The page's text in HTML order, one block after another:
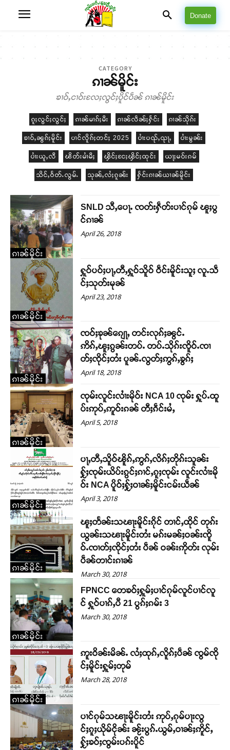
Donate
CATEGORY
ၵၢၼ်မိူင်း
ၶၢဝ်ႇငၢဝ်းလႄႈလွင်ႈပိူင်ပဵၼ် ၵၢၼ်မိူင်း
ၵူႈလွင်ႈလွင်ႈ ၵၢၼ်မၢၵ်ႈမီး ၵၢၼ်လဵၼ်ႈႁႅင်း ၵၢၼ်သိုၵ်း
ၶၢဝ်ႇၼွၵ်ႈမိူင်း ပၢင်လိူၵ်ႈတင်ႈ 2025 ပၢႆးပၺ်ႇၺႃႇ ပၢႆးမွၼ်း
ပၢႆးယူႇလီ ၽိတ်းမၢႆမီႈ ၾိင်ႈငႄႈၾိင်ႈထုင်း ယႃႈမဝ်းၵမ်
သိင်ႇဝႅတ်ႉလွမ်ႉ သုၼ်ႇလႆႈၵူၼ်း ႁႅင်းၵၢၼ်ယၢၼ်မိူင်း
ၵၢၼ်မိူင်း
SNLD သီႇပေႃႉ ၸတ်းႁဵတ်းပၢင်ၵုမ် ၽူႈပွ
င်ၵၢၼ်
April 26, 2018
ၵၢၼ်မိူင်း
ႁူဝ်ပဝ်ႈပႃႇတီႇႁူဝ်သိူဝ် ဝဵင်းမိူင်းသူႈ လူႉသဵ
င်ႈသုတ်းမုၼ်
April 23, 2018
ၵၢၼ်မိူင်း
ၸဝ်ႈၶုၼ်ၵျေႃႇ တင်းလုၵ်ႈၼွင်ႉ
ဢိၵ်ႇၽူႈၵွၼ်းတပ်ႉ တပ်ႉသိုၵ်းၸိူဝ်ႉၸၢ
တ်ႈၸိုင်ႈတႆး ပူၼ်ႉလွတ်ႈဢွၵ်ႇၶွၵ်ႈ
April 18, 2018
ၵၢၼ်မိူင်း
ၸုမ်းလူင်းလၢႆးမိုဝ်း NCA 10 ၸုမ်း ႁူပ်ႉထူ
ပ်းဢုပ်ႇဢူဝ်းၵၼ် တီႈၵဵင်းမႆႇ
April 5, 2018
ၵၢၼ်မိူင်း
ပႃႇတီႇသိူဝ်ၽိူၵ်ႇဢွၵ်ႇလိၵ်ႈတိုၵ်းသူၼ်း
ႁႂ်ႈၸုမ်းယိပ်းၵွင်ႈၵၢင်ႇၵူႈၸုမ်း လူင်းလၢႆးမို
ဝ်း NCA ပိူဝ်ႈႁႂ်ႈဝၢၼ်ႈမိူင်းငမ်းယဵၼ်
April 3, 2018
ၵၢၼ်မိူင်း
ၽူႈတႅၼ်းသၽႃးမိူင်းၵိုင် တၢင်ႇထိုင် တုၵ်း
ယွၼ်းသၽႃးမိူင်းတႆး မၵ်းမၼ်ႈဝၼ်းၸိူ
ဝ်ႉၸၢတ်ႈၸိုင်ႈတႆး ပဵၼ် ဝၼ်းဢိုတ်း လုမ်း
ပဵၼ်တၢင်းၵၢၼ်
March 30, 2018
ၵၢၼ်မိူင်း
FPNCC တေၶဝ်ႈႁူမ်ႈပၢင်ၵုမ်လူင်ပၢင်လူ
င် ႁူဝ်ပၢၵ်ႇပီ 21 ပွၵ်ႈၵမ်း 3
March 30, 2018
ၵၢၼ်မိူင်း
ဢူးဝိၼ်းမိၼ်ႉ လႆႈထုၵ်ႇလိူၵ်ႈပဵၼ် ၸွမ်ၸို
င်ႈမိူင်းႁူမ်ႈတုမ်
March 28, 2018
ပၢင်ၵုမ်သၽႃးမိူင်းတႆး ဢုပ်ႇၵုမ်ပႃးလွ
င်ႈၵူႈယိုမ်ငိုၼ်း ၼႂ်းပွၵ်ႉယွမ်ႇဝၢၼ်ႈဢိူင်ႇ
ႁႂ်ႈၶဝ်ႈၸွမ်းပၵ်းပိူင်